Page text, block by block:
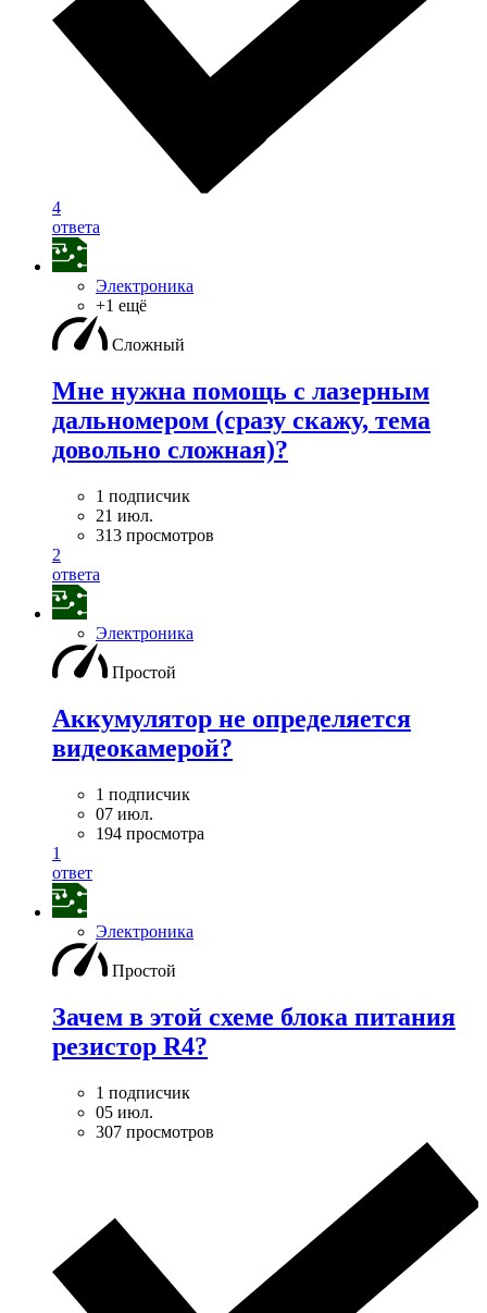
4
ответа
Электроника
+1 ещё
Сложный
Мне нужна помощь с лазерным
дальномером (сразу скажу, тема
довольно сложная)?
1 подписчик
21 июл.
313 просмотров
2
ответа
Электроника
Простой
Аккумулятор не определяется
видеокамерой?
1 подписчик
07 июл.
194 просмотра
1
ответ
Электроника
Простой
Зачем в этой схеме блока питания
резистор R4?
1 подписчик
05 июл.
307 просмотров